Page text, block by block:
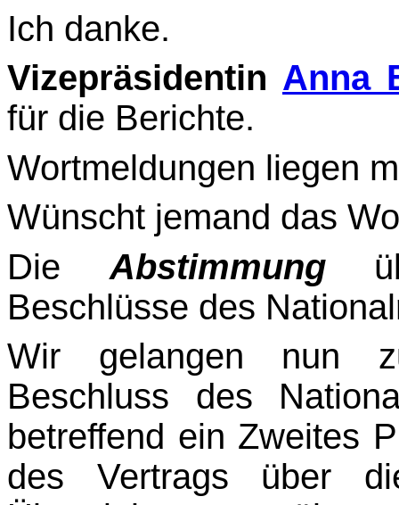
Ich danke.
Vizepräsidentin Anna
für die Berichte.
Wortmeldungen liegen
Wünscht jemand das
Die Abstimmung
Beschlüsse des
Wir gelangen nun
Beschluss des
betreffend ein Zweites
des Vertrags über